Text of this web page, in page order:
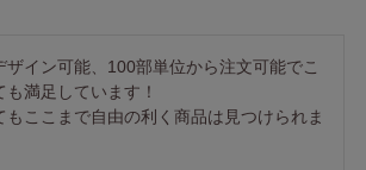
ザイン可能、100部単位から注文可能でこ
満足しています！
もここまで自由の利く商品は見つけられま